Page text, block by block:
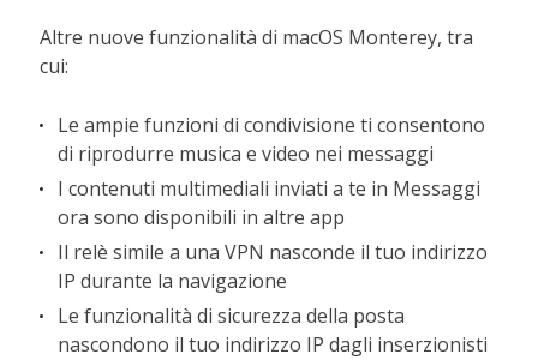
Altre nuove funzionalità di macOS Monterey, tra
cui:
Le ampie funzioni di condivisione ti consentono
di riprodurre musica e video nei messaggi
I contenuti multimediali inviati a te in Messaggi
ora sono disponibili in altre app
Il relè simile a una VPN nasconde il tuo indirizzo
IP durante la navigazione
Le funzionalità di sicurezza della posta
nascondono il tuo indirizzo IP dagli inserzionisti